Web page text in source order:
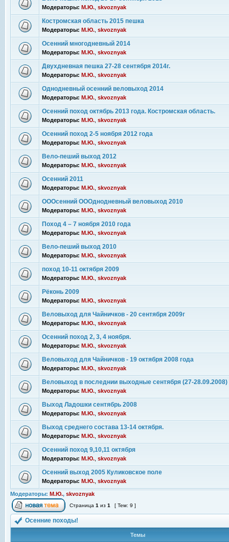
Модераторы: М.Ю. skvoznyak
Костромская область 2015 пешка
Модераторы: М.Ю. skvoznyak
Осенний многодневный 2014
Модераторы: М.Ю. skvoznyak
Двухдневная пешка 27-28 сентября 2014г.
Модераторы: М.Ю. skvoznyak
Однодневный осенний веловыход 2014
Модераторы: М.Ю. skvoznyak
Осенний поход октябрь 2013 года. Костромская область.
Модераторы: М.Ю. skvoznyak
Осенний поход 2-5 ноября 2012 года
Модераторы: М.Ю. skvoznyak
Вело-пеший выход 2012
Модераторы: М.Ю. skvoznyak
Осенний 2011
Модераторы: М.Ю. skvoznyak
ОООсенний ОООднодневный веловыход 2010
Модераторы: М.Ю. skvoznyak
Поход 4 – 7 ноября 2010 года
Модераторы: М.Ю. skvoznyak
Вело-пеший выход 2010
Модераторы: М.Ю. skvoznyak
поход 10-11 октября 2009
Модераторы: М.Ю. skvoznyak
Рёконь 2009
Модераторы: М.Ю. skvoznyak
Веловыход для Чайничков - 20 сентября 2009г
Модераторы: М.Ю. skvoznyak
Осенний поход 2, 3, 4 ноября.
Модераторы: М.Ю. skvoznyak
Веловыход для Чайничков - 19 октября 2008 года
Модераторы: М.Ю. skvoznyak
Веловыход в последнии выходные сентября (27-28.09.2008)
Модераторы: М.Ю. skvoznyak
Выход Ладошки сентябрь 2008
Модераторы: М.Ю. skvoznyak
Выход среднего состава 13-14 октября.
Модераторы: М.Ю. skvoznyak
Осенний поход 9,10,11 октября
Модераторы: М.Ю. skvoznyak
Осенний выход 2005 Куликовское поле
Модераторы: М.Ю. skvoznyak
Модераторы: М.Ю., skvoznyak
Страница 1 из 1 [ Тем: 9 ]
Осенние походы!
Темы